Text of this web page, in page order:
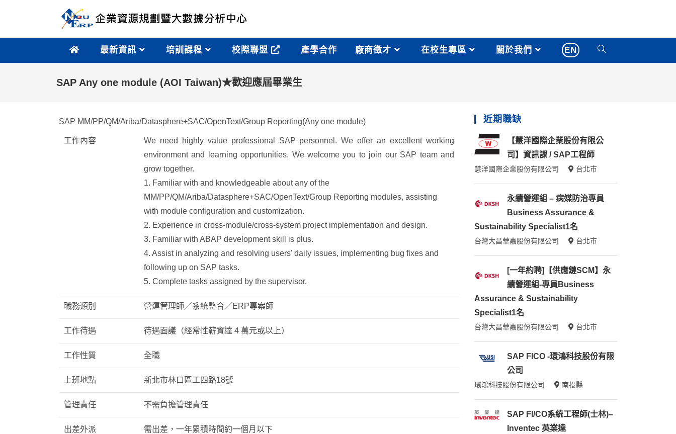
最新資訊 培訓課程 校際聯盟 產學合作 廠商徵才 在校生專區 關於我們 EN
SAP Any one module (AOI Taiwan)★歡迎應屆畢業生
SAP MM/PP/QM/Ariba/Datasphere+SAC/OpenText/Group Reporting(Any one module)
工作內容
We need highly value professional SAP personnel. We offer an excellent working
environment and learning opportunities. We welcome you to join our SAP team and
grow together.
1. Familiar with and knowledgeable about any of the
MM/PP/QM/Ariba/Datasphere+SAC/OpenText/Group Reporting modules, assisting
with module configuration and customization.
2. Experience in cross-module/cross-system project implementation and design.
3. Familiar with ABAP development skill is plus.
4. Assist in analyzing and resolving users' daily issues, implementing bug fixes and
following up on SAP tasks.
5. Complete tasks assigned by the supervisor.
職務類別 營運管理師／系統整合／ERP專案師
工作待遇 待遇面議（經常性薪資達 4 萬元或以上）
工作性質 全職
上班地點 新北市林口區工四路18號
管理責任 不需負擔管理責任
出差外派 需出差，一年累積時間約一個月以下
近期職缺
【慧洋國際企業股份有限公
司】資訊課 / SAP工程師
慧洋國際企業股份有限公司 台北市
永續營運組 – 病媒防治專員
Business Assurance &
Sustainability Specialist1名
台灣大昌華嘉股份有限公司 台北市
[一年約聘]【供應鏈SCM】永
續營運組-專員Business
Assurance & Sustainability
Specialist1名
台灣大昌華嘉股份有限公司 台北市
SAP FICO -環鴻科技股份有限
公司
環鴻科技股份有限公司 南投縣
SAP FI/CO系統工程師(士林)–
Inventec 英業達